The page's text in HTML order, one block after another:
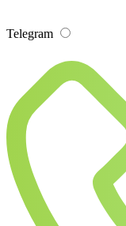
Telegram